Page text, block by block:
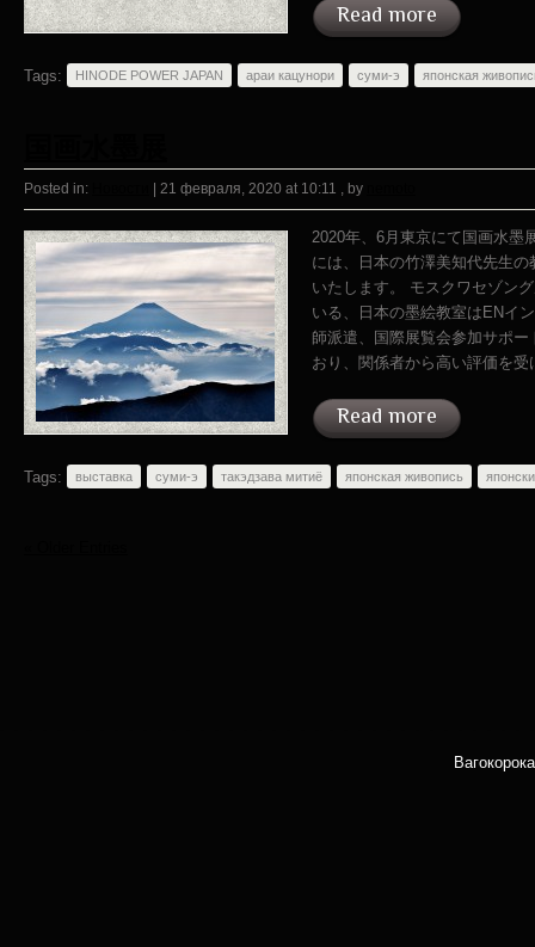
Read more
Tags: HINODE POWER JAPAN араи кацунори суми-э японская
Posted in: 21 февраля, 2020 at 10:11 , by
2020年、6月東京にて国画水墨
には、日本の竹澤美知代先生
いたします。 モスクワセゾン
いる、日本の墨絵教室はENイ
師派遣、国際展覧会参加サポ
おり、関係者から高い評価を
Read more
Tags: выставка суми-э такэдзава митиё японская живопись